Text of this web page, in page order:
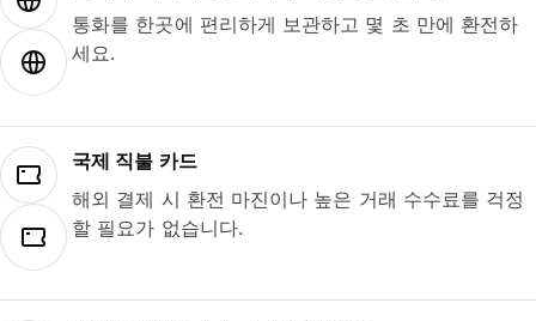
통화를 한곳에 편리하게 보관하고 몇 초 만에 환전하
세요.
국제 직불 카드
해외 결제 시 환전 마진이나 높은 거래 수수료를 걱정
할 필요가 없습니다.